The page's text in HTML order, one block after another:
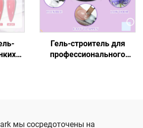
Гель-строитель для
профессионального
мы сосредоточены на